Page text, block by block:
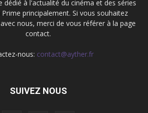
dédié à l'actualité du cinéma et des séries
principalement. Si vous souhaitez
nous, merci de vous référer à la page
contact.
nous: contact@ayther.fr
SUIVEZ NOUS